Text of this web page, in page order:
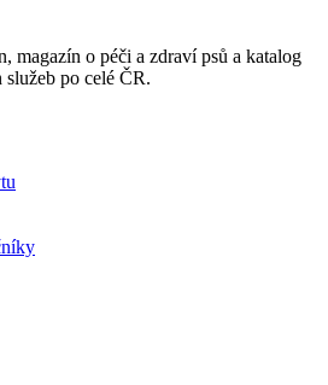
magazín o péči a zdraví psů a katalog
po celé ČR.